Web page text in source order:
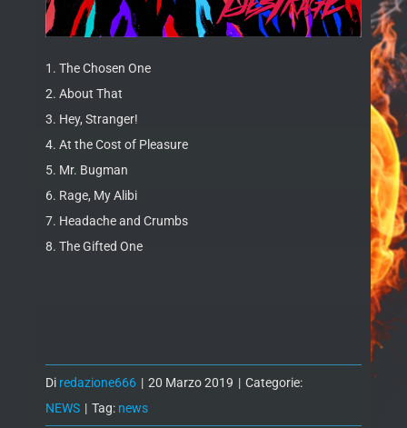
1. The Chosen One
2. About That
3. Hey, Stranger!
4. At the Cost of Pleasure
5. Mr. Bugman
6. Rage, My Alibi
7. Headache and Crumbs
8. The Gifted One
Di redazione666 | 20 Marzo 2019 | Categorie:
NEWS | Tag: news